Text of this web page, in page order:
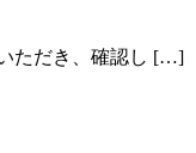
ただき、確認し […]